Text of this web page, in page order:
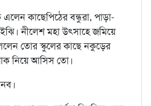
কাছেপিঠের বন্ধুরা, পাড়া-
নীলেশ মহা উৎসাহে জমিয়ে
তোর স্কুলের কাছে নকুড়ের
নিয়ে আসিস তো।